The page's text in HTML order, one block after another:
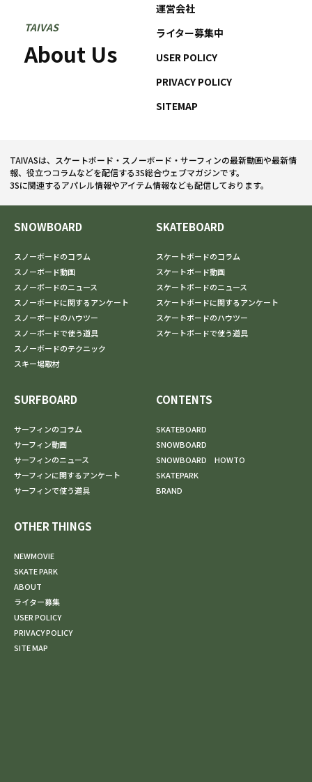
TAIVAS
About Us
運営会社
ライター募集中
USER POLICY
PRIVACY POLICY
SITEMAP
TAIVASは、スケートボード・スノーボード・サーフィンの最新動画や最新情
報、役立つコラムなどを配信する3S総合ウェブマガジンです。
3Sに関連するアパレル情報やアイテム情報なども配信しております。
SNOWBOARD
スノーボードのコラム
スノーボード動画
スノーボードのニュース
スノーボードに関するアンケート
スノーボードのハウツー
スノーボードで使う道具
スノーボードのテクニック
スキー場取材
SKATEBOARD
スケートボードのコラム
スケートボード動画
スケートボードのニュース
スケートボードに関するアンケート
スケートボードのハウツー
スケートボードで使う道具
SURFBOARD
サーフィンのコラム
サーフィン動画
サーフィンのニュース
サーフィンに関するアンケート
サーフィンで使う道具
CONTENTS
SKATEBOARD
SNOWBOARD
SNOWBOARD HOWTO
SKATEPARK
BRAND
OTHER THINGS
NEWMOVIE
SKATE PARK
ABOUT
ライター募集
USER POLICY
PRIVACY POLICY
SITE MAP